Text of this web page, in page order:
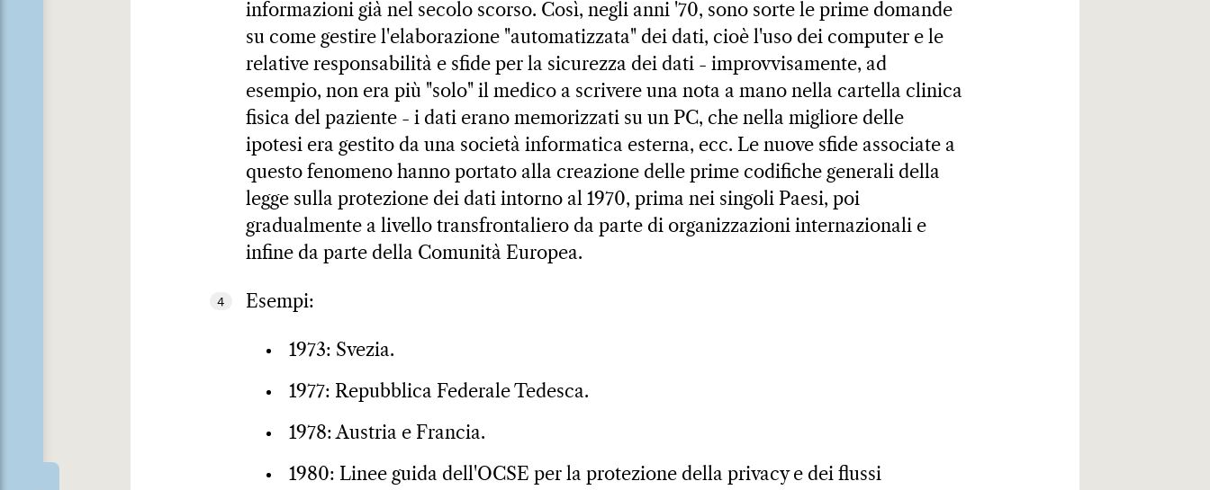
informazioni già nel secolo scorso. Così, negli anni '70, sono sorte le prime domande
su come gestire l'elaborazione "automatizzata" dei dati, cioè l'uso dei computer e le
relative responsabilità e sfide per la sicurezza dei dati - improvvisamente, ad
esempio, non era più "solo" il medico a scrivere una nota a mano nella cartella clinica
fisica del paziente - i dati erano memorizzati su un PC, che nella migliore delle
ipotesi era gestito da una società informatica esterna, ecc. Le nuove sfide associate a
questo fenomeno hanno portato alla creazione delle prime codifiche generali della
legge sulla protezione dei dati intorno al 1970, prima nei singoli Paesi, poi
gradualmente a livello transfrontaliero da parte di organizzazioni internazionali e
infine da parte della Comunità Europea.
4 Esempi:
1973: Svezia.
1977: Repubblica Federale Tedesca.
1978: Austria e Francia.
1980: Linee guida dell'OCSE per la protezione della privacy e dei flussi